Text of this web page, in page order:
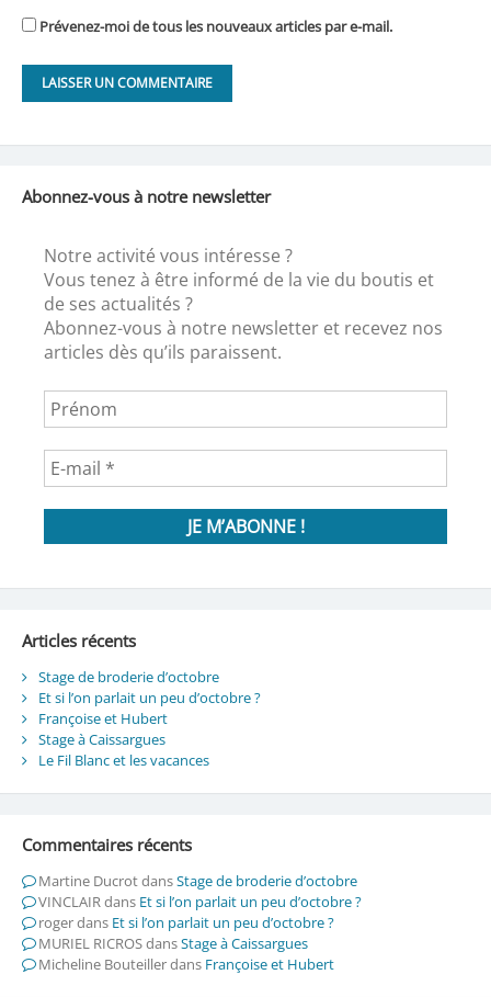
Prévenez-moi de tous les nouveaux articles par e-mail.
Abonnez-vous à notre newsletter
Notre activité vous intéresse ?
Vous tenez à être informé de la vie du boutis et
de ses actualités ?
Abonnez-vous à notre newsletter et recevez nos
articles dès qu’ils paraissent.
Articles récents
Stage de broderie d’octobre
Et si l’on parlait un peu d’octobre ?
Françoise et Hubert
Stage à Caissargues
Le Fil Blanc et les vacances
Commentaires récents
Martine DucrotdansStage de broderie d’octobre
VINCLAIRdans Et si l’on parlait un peu d’octobre ?
rogerdans Et si l’on parlait un peu d’octobre ?
MURIEL RICROSdansStage à Caissargues
Micheline Bouteillerdans Françoise et Hubert